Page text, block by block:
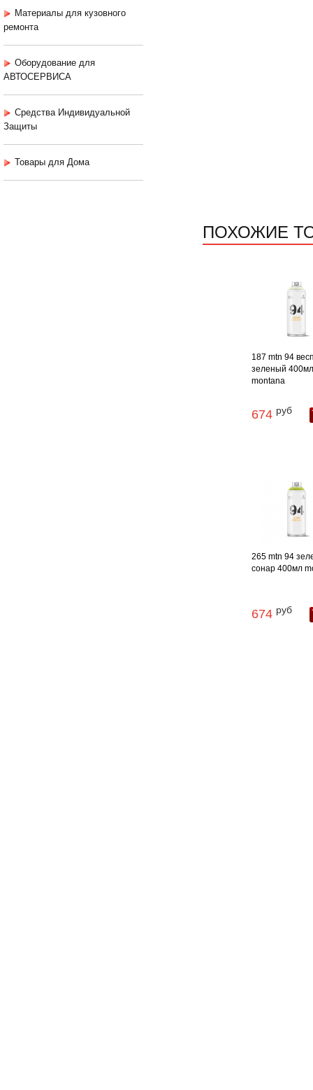
Материалы для кузовного
ремонта
Оборудование для
АВТОСЕРВИСА
Средства Индивидуальной
Защиты
Товары для Дома
ПОХОЖИЕ
187 mtn 94
зеленый
montana
674 руб
265 mtn 94
сонар 400мл
674 руб